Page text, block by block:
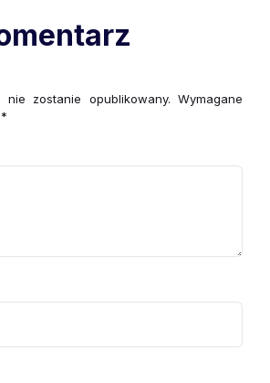
zostanie opublikowany. Wymagane
*